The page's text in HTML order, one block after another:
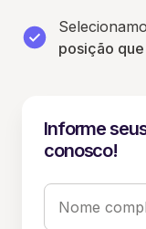
posição
Informe
conosco!
Nome